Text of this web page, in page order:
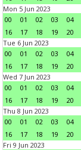
Mon 5 Jun 2023
00
01 02 03 04
16
17 18 19 20
Tue 6 Jun 2023
00
01 02 03 04
16
17 18 19 20
Wed 7 Jun 2023
00
01 02 03 04
16
17 18 19 20
Thu 8 Jun 2023
00
01 02 03 04
16
17 18 19 20
Fri 9 Jun 2023